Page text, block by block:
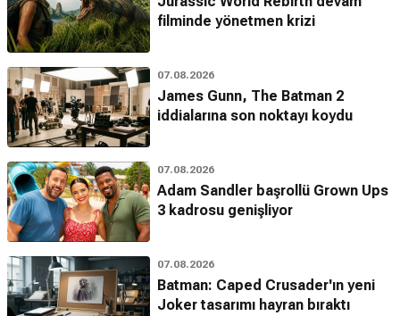
filminde yönetmen krizi
07.08.2026
James Gunn, The Batman 2
iddialarına son noktayı koydu
07.08.2026
Adam Sandler başrollü Grown Ups
3 kadrosu genişliyor
07.08.2026
Batman: Caped Crusader'ın yeni
Joker tasarımı hayran bıraktı